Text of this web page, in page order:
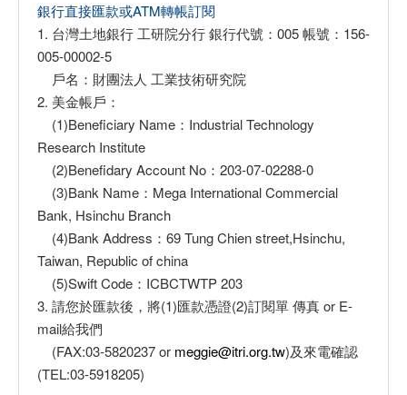
銀行直接匯款或ATM轉帳訂閱
1. 台灣土地銀行 工研院分行 銀行代號：005 帳號：156-
005-00002-5
戶名：財團法人 工業技術研究院
2. 美金帳戶：
(1)Beneficiary Name：Industrial Technology
Research Institute
(2)Benefidary Account No：203-07-02288-0
(3)Bank Name：Mega International Commercial
Bank, Hsinchu Branch
(4)Bank Address：69 Tung Chien street,Hsinchu,
Taiwan, Republic of china
(5)Swift Code：ICBCTWTP 203
3. 請您於匯款後，將(1)匯款憑證(2)訂閱單 傳真 or E-
mail給我們
(FAX:03-5820237 or meggie@itri.org.tw)及來電確認
(TEL:03-5918205)